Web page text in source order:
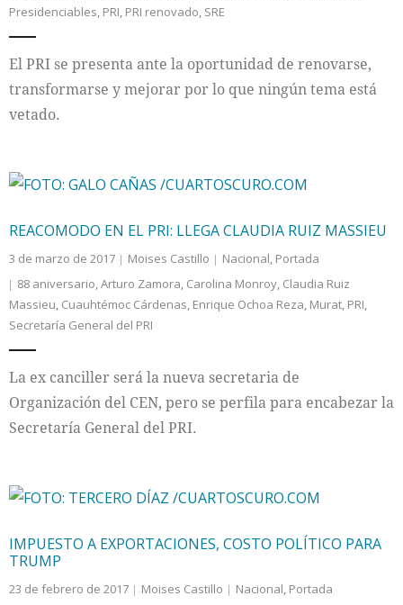
Presidenciables, PRI, PRI renovado, SRE
El PRI se presenta ante la oportunidad de renovarse,
transformarse y mejorar por lo que ningún tema está
vetado.
REACOMODO EN EL PRI: LLEGA CLAUDIA RUIZ MASSIEU
3 de marzo de 2017 Moises Castillo Nacional, Portada
88 aniversario,Arturo Zamora, Carolina Monroy, Claudia Ruiz
Massieu, Cuauhtémoc Cárdenas, Enrique Ochoa Reza, Murat, PRI,
Secretaría General del PRI
La ex canciller será la nueva secretaria de
Organización del CEN, pero se perfila para encabezar la
Secretaría General del PRI.
IMPUESTO A EXPORTACIONES, COSTO POLÍTICO PARA
TRUMP
23 de febrero de 2017 Moises Castillo Nacional, Portada